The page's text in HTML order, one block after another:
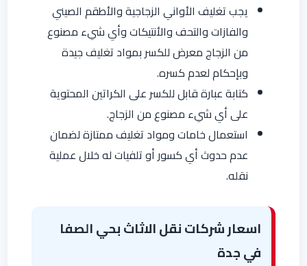
يجب تغليف الأواني الزجاجية والأطقم الصيني
والفازات والتحف والأنتيكات وأي شيء مصنوع
من الزجاج معرض للكسر بمواد تغليف جيدة
وبإحكام لعدم كسره.
كتابة عبارة قابل للكسر على الكراتين المحتوية
على أي شيء مصنوع من الزجاج.
استعمال خامات ومواد تغليف ممتازة لضمان
عدم حدوث أي كسور أو تلفيات له خلال عملية
نقله.
اسعار شركات نقل الاثاث بحي الصفا
في جدة